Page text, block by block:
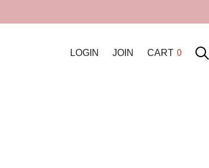
LOGIN JOIN CART 0